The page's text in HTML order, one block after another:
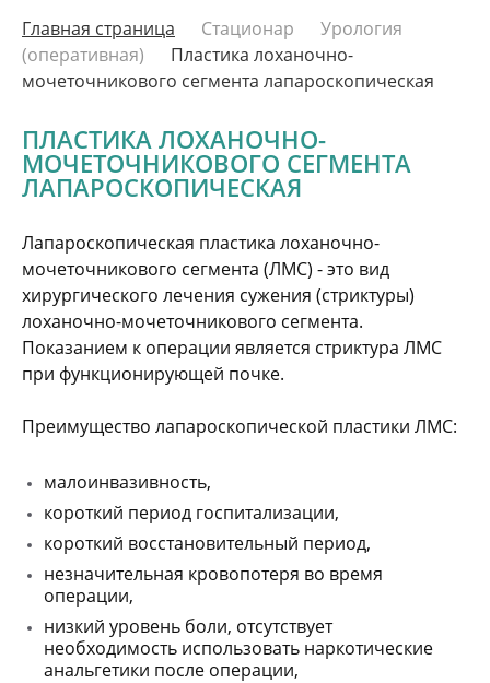
Главная страница Стационар
Урология
(оперативная)
Пластика лоханочно-
мочеточникового сегмента лапароскопическая
ПЛАСТИКА ЛОХАНОЧНО-
МОЧЕТОЧНИКОВОГО СЕГМЕНТА
ЛАПАРОСКОПИЧЕСКАЯ
Лапароскопическая пластика лоханочно-
мочеточникового сегмента (ЛМС) - это вид
хирургического лечения сужения (стриктуры)
лоханочно-мочеточникового сегмента.
Показанием к операции является стриктура ЛМС
при функционирующей почке.
Преимущество лапароскопической пластики ЛМС:
малоинвазивность,
короткий период госпитализации,
короткий восстановительный период,
незначительная кровопотеря во время
операции,
низкий уровень боли, отсутствует
необходимость использовать наркотические
анальгетики после операции,